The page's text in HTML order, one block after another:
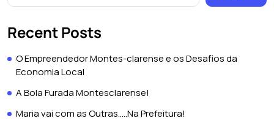
Recent Posts
O Empreendedor Montes-clarense e os Desafios da
Economia Local
A Bola Furada Montesclarense!
Maria vai com as Outras…..Na Prefeitura!